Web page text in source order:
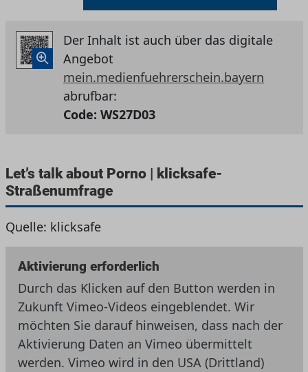
Der Inhalt ist auch über das digitale
Angebot
mein.medienfuehrerschein.bayern
abrufbar:
Code:WS27D03
Let’s talk about Porno | klicksafe-
Straßenumfrage
Quelle: klicksafe
Aktivierung erforderlich
Durch das Klicken auf den Button werden in
Zukunft Vimeo-Videos eingeblendet. Wir
möchten Sie darauf hinweisen, dass nach der
Aktivierung Daten an Vimeo übermittelt
werden. Vimeo wird in den USA (Drittland)